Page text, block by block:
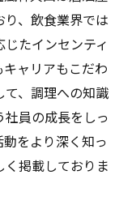
、飲食業界では
たインセンティ
ャリアもこだわ
て、調理への知識
員の成長をしっ
をより深く知っ
掲載しておりま